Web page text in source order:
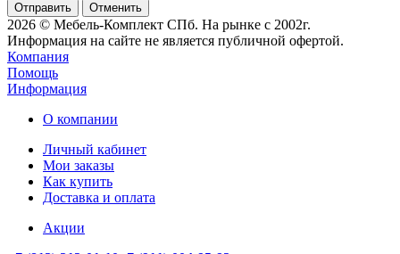
Отменить
2026 © Мебель-Комплект СПб. На рынке с 2002г.
Информация на сайте не является публичной офертой.
Компания
Помощь
Информация
О компании
Личный кабинет
Мои заказы
Как купить
Доставка и оплата
Акции